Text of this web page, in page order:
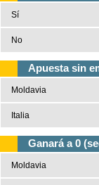
Sí
No
Apuesta sin
Moldavia
Italia
Ganará a 0
Moldavia